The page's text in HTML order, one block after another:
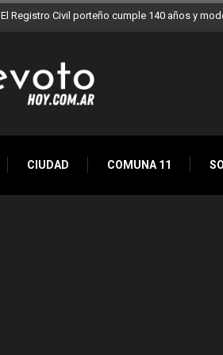
El Registro Civil porteño cumple 140 años y
CIUDAD COMUNA 11